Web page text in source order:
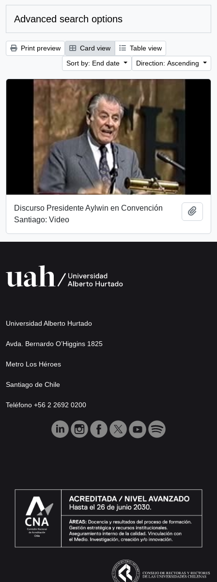
Advanced search options
Print preview Card view
Table view
Sort by: End date
Direction: Ascending
Discurso Presidente Aylwin en Convención
Santiago: Video
Universidad Alberto Hurtado
Avda. Bernardo O’Higgins 1825
Metro Los Héroes
Santiago de Chile
Teléfono +56 2 2692 0200